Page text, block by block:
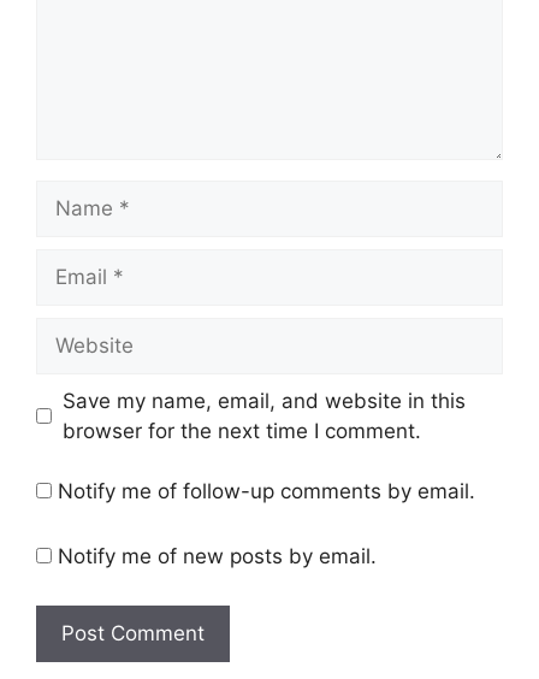
Save my name, email, and website in this
browser for the next time I comment.
Notify me of follow-up comments by email.
Notify me of new posts by email.